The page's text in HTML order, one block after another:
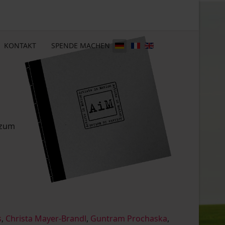
KONTAKT SPENDE MACHEN
, Christa Mayer-Brandl, Guntram Prochaska,